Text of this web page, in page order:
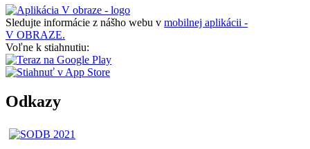
Sledujte informácie z nášho webu v mobilnej aplikácii -
V OBRAZE.
Voľne k stiahnutiu:
Odkazy